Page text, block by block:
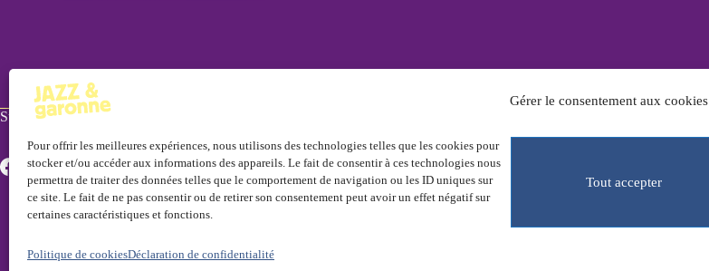
Gérer le consentement aux cookies
Pour offrir les meilleures expériences, nous utilisons des technologies telles que les cookies pour
stocker et/ou accéder aux informations des appareils. Le fait de consentir à ces technologies nous
permettra de traiter des données telles que le comportement de navigation ou les ID uniques sur
ce site. Le fait de ne pas consentir ou de retirer son consentement peut avoir un effet négatif sur
certaines caractéristiques et fonctions.
Tout accepter
Politique de cookiesDéclaration de confidentialité
Suivez-nous !
L’association
Archives des éditions
Actualités
Presse
Mentions légales Politique de cookies